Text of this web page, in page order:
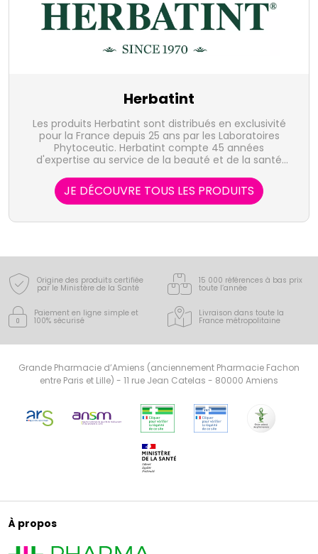
Herbatint
Les produits Herbatint sont distribués en exclusivité
pour la France depuis 25 ans par les Laboratoires
Phytoceutic. Herbatint compte 45 années
d'expertise au service de la beauté et de la santé
JE DÉCOUVRE TOUS LES PRODUITS
Origine des produits certifiée
par le Ministère de la Santé
15 000 références à bas prix
toute l’année
Paiement en ligne simple et
100% sécurisé
Livraison dans toute la
France métropolitaine
Grande Pharmacie d’Amiens (anciennement Pharmacie Fachon
entre Paris et Lille) - 11 rue Jean Catelas - 80000 Amiens
À propos